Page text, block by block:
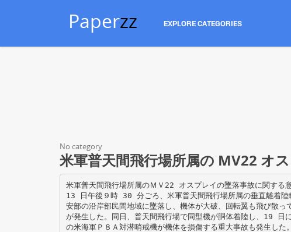
Paperzz EXPLORE CATEGORIES
No category
米軍普天間飛行場所属の MV22 オ
米軍普天間飛行場所属のＭＶ22 オスプレイの墜落事故に関する
13 日午後９時 30 分ごろ、米軍普天間飛行場所属の垂直離着
安部の沿岸部民間地域に墜落し、機体が大破、回転翼も飛び散っ
が発生した。同日、普天間飛行場で同型機が胴体着陸し、19 日
の米海軍Ｐ８Ａ対潜哨戒機が機体を損傷する重大事故も発生した。